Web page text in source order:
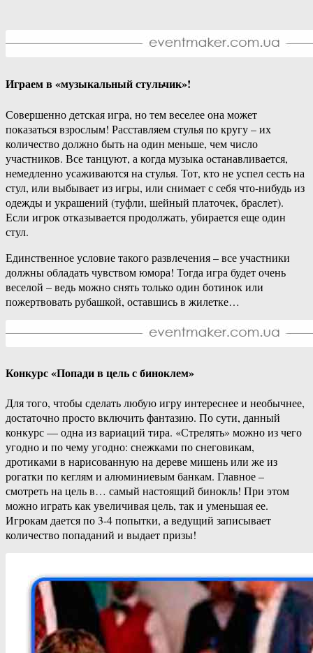
Играем в «музыкальный стульчик»!
Совершенно детская игра, но тем веселее она может
показаться взрослым! Расставляем стулья по кругу – их
количество должно быть на один меньше, чем число
участников. Все танцуют, а когда музыка останавливается,
немедленно усаживаются на стулья. Тот, кто не успел сесть на
стул, или выбывает из игры, или снимает с себя что-нибудь из
одежды и украшений (туфли, шейный платочек, браслет).
Если игрок отказывается продолжать, убирается еще один
стул.
Единственное условие такого развлечения – все участники
должны обладать чувством юмора! Тогда игра будет очень
веселой – ведь можно снять только один ботинок или
пожертвовать рубашкой, оставшись в жилетке…
Конкурс «Попади в цель с биноклем»
Для того, чтобы сделать любую игру интереснее и необычнее,
достаточно просто включить фантазию. По сути, данный
конкурс — одна из вариаций тира. «Стрелять» можно из чего
угодно и по чему угодно: снежками по снеговикам,
дротиками в нарисованную на дереве мишень или же из
рогатки по кеглям и алюминиевым банкам. Главное –
смотреть на цель в… самый настоящий бинокль! При этом
можно играть как увеличивая цель, так и уменьшая ее.
Игрокам дается по 3-4 попытки, а ведущий записывает
количество попаданий и выдает призы!